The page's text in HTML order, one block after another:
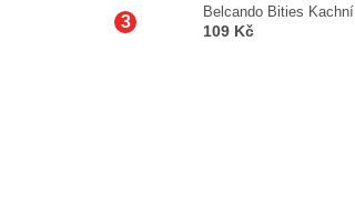
Belcando Bities Kachní
109 Kč